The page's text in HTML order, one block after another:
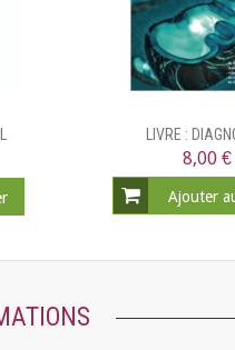
LIVRE :
8,00 €
Ajouter